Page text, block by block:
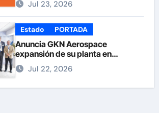
Jul 23, 2026
Estado PORTADA
Anuncia GKN Aerospace
expansión de su planta en
Chihuahua
Jul 22, 2026